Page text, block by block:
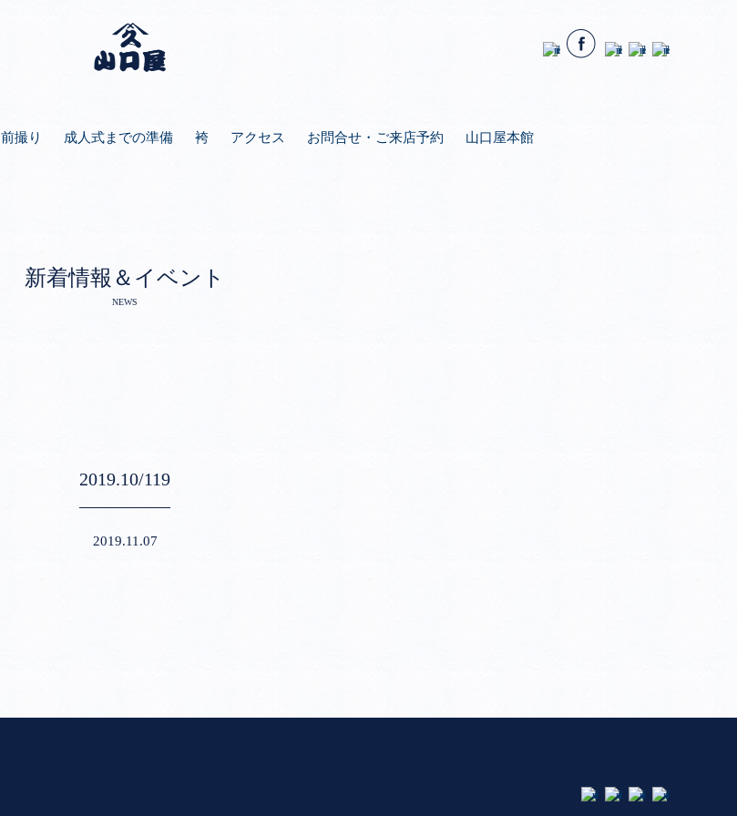
前撮り 成人式までの準備 袴 アクセス お問合せ・ご来店予約 山口屋本館
新着情報＆イベント
NEWS
2019.10/119
2019.11.07